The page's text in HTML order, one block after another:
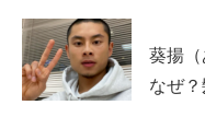
も暮らしを見据えた
「浅川梨奈 結婚」「浅
葵揚
なぜ？